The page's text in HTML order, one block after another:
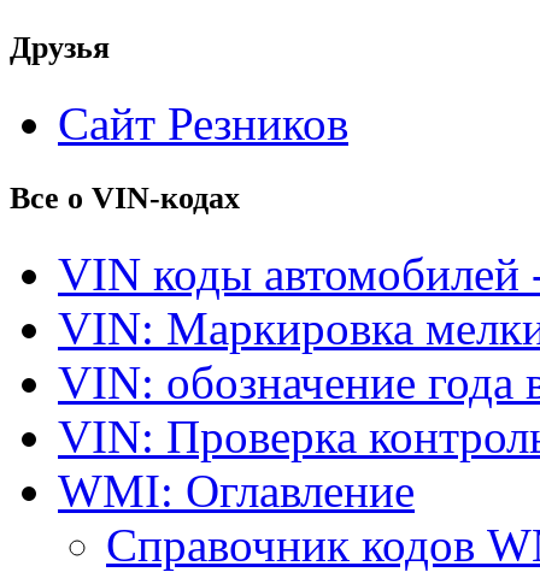
Друзья
Сайт Резников
Все о VIN-кодах
VIN коды автомобилей
VIN: Маркировка
VIN: обозначение года
VIN: Проверка
WMI: Оглавление
Справочник кодов